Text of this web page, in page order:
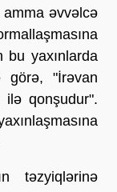
amma əvvəlcə
bu yaxınlarda
görə, "İrəvan
ilə qonşudur".
təzyiqlərinə